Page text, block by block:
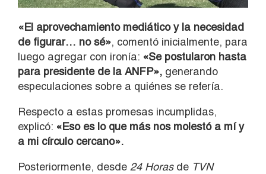
«El aprovechamiento mediático y la necesidad
de figurar… no sé», comentó inicialmente, para
luego agregar con ironía: «Se postularon hasta
para presidente de la ANFP», generando
especulaciones sobre a quiénes se refería.
Respecto a estas promesas incumplidas,
explicó: «Eso es lo que más nos molestó a mí y
a mi círculo cercano».
Posteriormente, desde 24 Horasde TVN